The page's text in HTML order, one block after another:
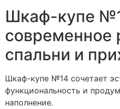
Шкаф-купе
современное
спальни и
Шкаф-купе №14 сочетает
функциональность и
наполнение.